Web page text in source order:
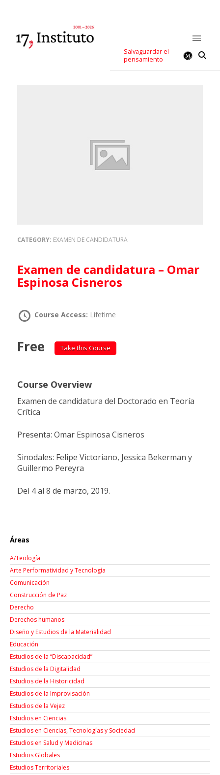
Salvaguardar el
pensamiento
CATEGORY: EXAMEN DE CANDIDATURA
Examen de candidatura – Omar
Espinosa Cisneros
Course Access: Lifetime
Free Take this Course
Course Overview
Examen de candidatura del Doctorado en Teoría
Crítica
Presenta: Omar Espinosa Cisneros
Sinodales: Felipe Victoriano, Jessica Bekerman y
Guillermo Pereyra
Del 4 al 8 de marzo, 2019.
Áreas
A/Teología
Arte Performatividad y Tecnología
Comunicación
Construcción de Paz
Derecho
Derechos humanos
Diseño y Estudios de la Materialidad
Educación
Estudios de la “Discapacidad”
Estudios de la Digitalidad
Estudios de la Historicidad
Estudios de la Improvisación
Estudios de la Vejez
Estudios en Ciencias
Estudios en Ciencias, Tecnologías y Sociedad
Estudios en Salud y Medicinas
Estudios Globales
Estudios Territoriales